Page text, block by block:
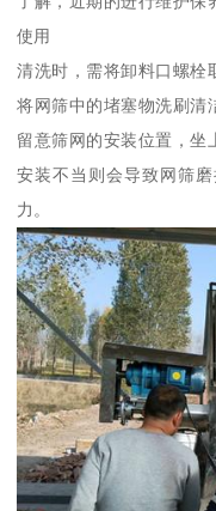
使用
清洗时，需将卸料口螺栓
将网筛中的堵塞物洗刷清
留意筛网的安装位置，坐
安装不当则会导致网筛
力。